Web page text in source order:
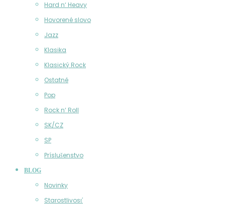
Hard n‘ Heavy
Hovorené slovo
Jazz
Klasika
Klasický Rock
Ostatné
Pop
Rock n‘ Roll
SK/CZ
SP
Príslušenstvo
BLOG
Novinky
Starostlivosť